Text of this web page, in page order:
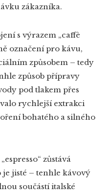
zákazníka.
s výrazem „caffè
označení pro kávu,
způsobem – tedy
způsob přípravy
pod tlakem přes
rychlejší extrakci
bohatého a silného
zůstává
jisté – tenhle kávový
součástí italské